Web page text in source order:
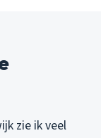
zie ik veel